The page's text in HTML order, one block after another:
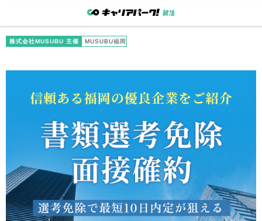
株式会社MUSUBU 主催 MUSUBU福岡